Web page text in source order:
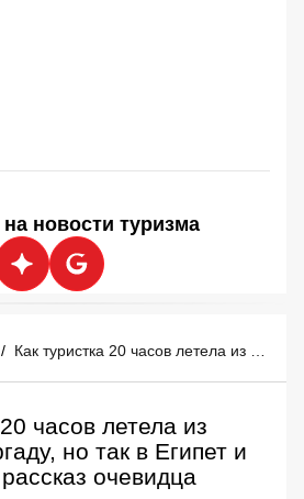
новости туризма
/
часов летела из
но так в Египет и
очевидца